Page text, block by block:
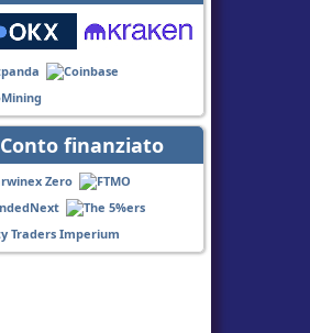
Conto finanziato